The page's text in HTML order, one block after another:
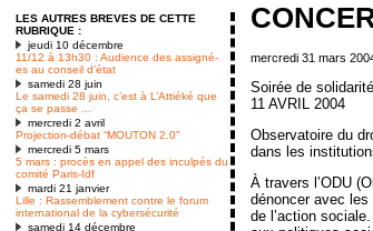
LES AUTRES BREVES DE CETTE
RUBRIQUE :
jeudi 10 décembre
11/12 à 13h30 : Audience des assigné-
es au conseil d’état
samedi 28 juin
Le samedi 28 juin, c’est à L’Attiéké que
ça se passe ...
mercredi 2 avril
Projection-débat “MOUTON 2.0”
mercredi 5 mars
5 mars : procès en appel des inculpés du
comité Paris-Idf
mardi 21 janvier
Lille : Rassemblement contre le forum
international de la cybersécurité
samedi 14 décembre
mercredi 31 mars
Soirée de
11 AVRIL 2004
Observatoire du
dans les
À travers l’ODU
dénoncer avec
de l’action